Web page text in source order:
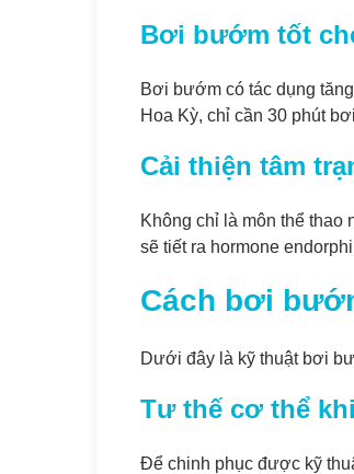
Bơi bướm tốt
Bơi bướm có tác dụng
Hoa Kỳ, chỉ cần 30 phút
Cải thiện tâm
Không chỉ là môn thể
sẽ tiết ra hormone
Cách bơi
Dưới đây là kỹ thuật bơi
Tư thế cơ thể
Để chinh phục được kỹ